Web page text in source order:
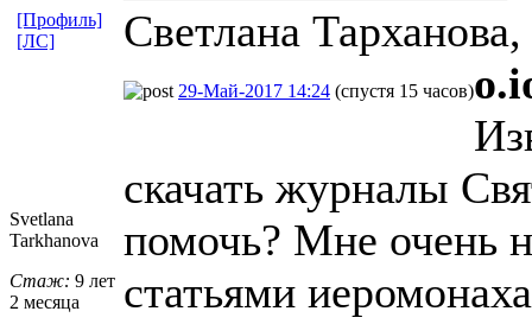
Светлана
[Профиль]
[ЛС]
Svetlana
Tarkhanova
Стаж: 9 лет
2 месяца
29-Май-2017 14:24 (спустя 15 часов)
скачать журналы
помочь? Мне очень
статьями